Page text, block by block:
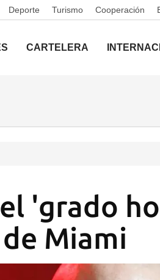
Deporte Turismo Cooperación
CARTELERA
'grado
Miami